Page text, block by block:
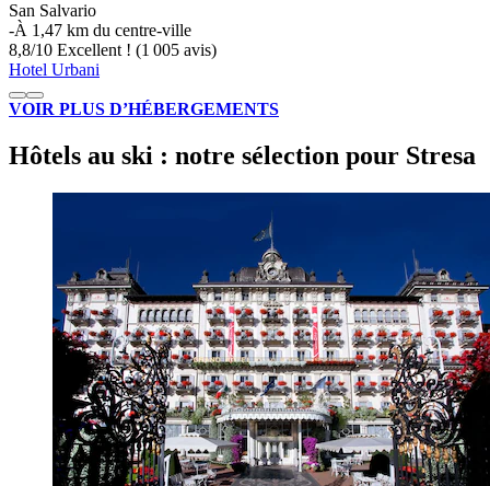
San Salvario
‐À 1,47 km du centre-ville
8,8/10 Excellent ! (1 005 avis)
Hotel Urbani
VOIR PLUS D’HÉBERGEMENTS
Hôtels au ski : notre sélection pour Stresa